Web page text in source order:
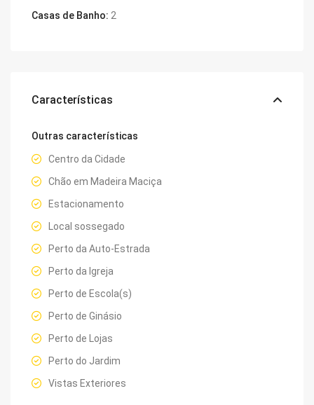
Casas de Banho: 2
Características
Outras características
Centro da Cidade
Chão em Madeira Maciça
Estacionamento
Local sossegado
Perto da Auto-Estrada
Perto da Igreja
Perto de Escola(s)
Perto de Ginásio
Perto de Lojas
Perto do Jardim
Vistas Exteriores